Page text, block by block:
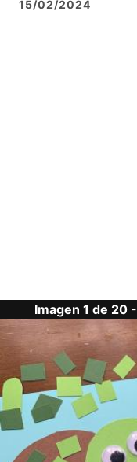
15/02/2024
Imagen 1 de 20 -